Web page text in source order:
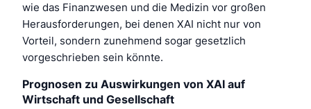
wie das Finanzwesen und die Medizin vor großen
Herausforderungen, bei denen XAI nicht nur von
Vorteil, sondern zunehmend sogar gesetzlich
vorgeschrieben sein könnte.
Prognosen zu Auswirkungen von XAI auf
Wirtschaft und Gesellschaft